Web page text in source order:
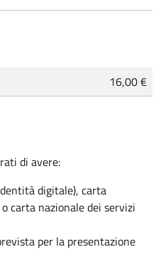
16,00 €
di avere:
digitale), carta
carta nazionale dei servizi
per la presentazione